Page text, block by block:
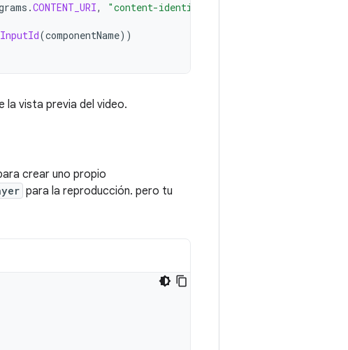
.CONTENT_URI, "content-identifier"
(componentName))
la vista previa del video.
crear uno propio
para la reproducción. pero tu